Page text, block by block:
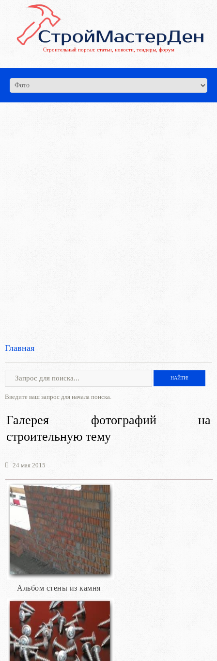
Строительный портал: статьи, новости, тендеры, форум
Главная
Введите ваш запрос для начала поиска.
Галерея фотографий на
строительную тему
24 мая 2015
Альбом стены из камня